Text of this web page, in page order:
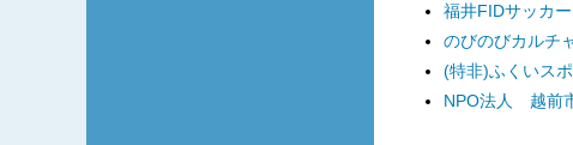
福井FIDサッカ
のびのびカルチ
(特非)ふくいス
NPO法人 越前